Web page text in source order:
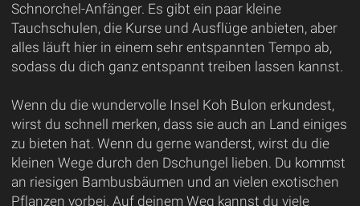
Schnorchel-Anfänger. Es gibt ein paar kleine
Tauchschulen, die Kurse und Ausflüge anbieten, aber
alles läuft hier in einem sehr entspannten Tempo ab,
sodass du dich ganz entspannt treiben lassen kannst.
Wenn du die wundervolle Insel Koh Bulon erkundest,
wirst du schnell merken, dass sie auch an Land einiges
zu bieten hat. Wenn du gerne wanderst, wirst du die
kleinen Wege durch den Dschungel lieben. Du kommst
an riesigen Bambusbäumen und an vielen exotischen
Pflanzen vorbei. Auf deinem Weg kannst du viele